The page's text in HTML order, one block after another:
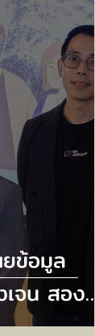
ยข้อมูล
จน สองขุม
Z และ